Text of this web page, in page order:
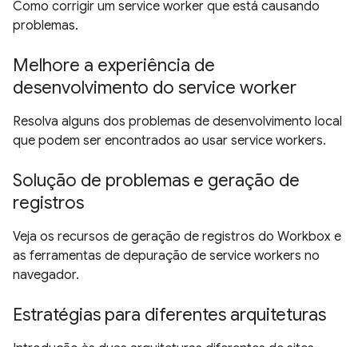
Como corrigir um service worker que está causando
problemas.
Melhore a experiência de
desenvolvimento do service worker
Resolva alguns dos problemas de desenvolvimento local
que podem ser encontrados ao usar service workers.
Solução de problemas e geração de
registros
Veja os recursos de geração de registros do Workbox e
as ferramentas de depuração de service workers no
navegador.
Estratégias para diferentes arquiteturas